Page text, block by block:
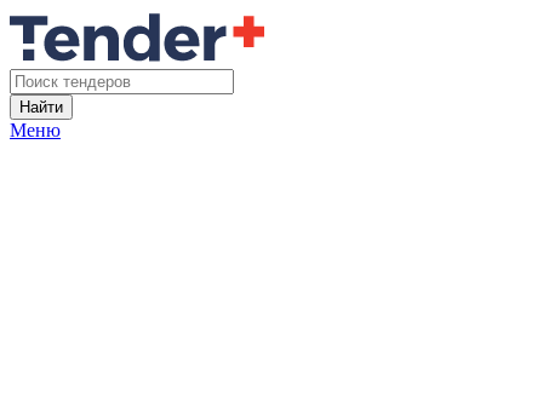
Найти
Меню